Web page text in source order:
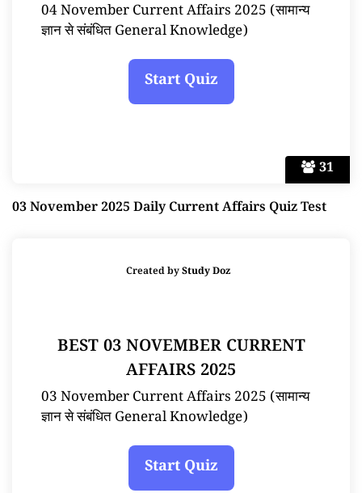
31
04 November Current Affairs 2025 (सामान्य
ज्ञान से संबंधित General Knowledge)
03 November 2025 Daily Current Affairs Quiz Test
Created byStudy Doz
BEST 03 NOVEMBER CURRENT
AFFAIRS 2025
03 November Current Affairs 2025 (सामान्य
ज्ञान से संबंधित General Knowledge)